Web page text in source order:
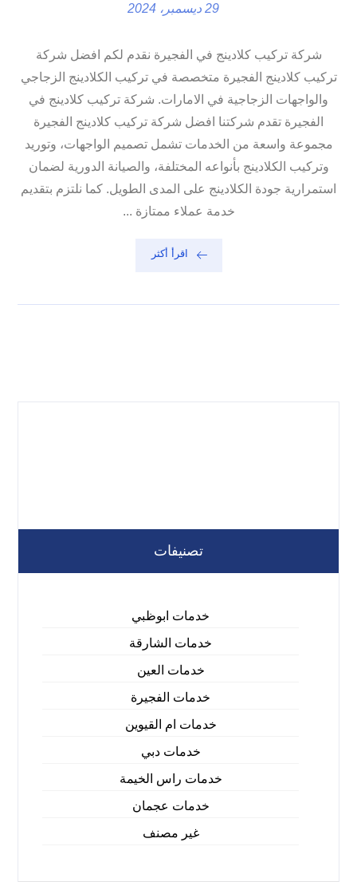
29 ديسمبر، 2024
شركة تركيب كلادينج في الفجيرة نقدم لكم افضل شركة
تركيب كلادينج الفجيرة متخصصة في تركيب الكلادينج الزجاجي
والواجهات الزجاجية في الامارات. شركة تركيب كلادينج في
الفجيرة تقدم شركتنا افضل شركة تركيب كلادينج الفجيرة
مجموعة واسعة من الخدمات تشمل تصميم الواجهات، وتوريد
وتركيب الكلادينج بأنواعه المختلفة، والصيانة الدورية لضمان
استمرارية جودة الكلادينج على المدى الطويل. كما نلتزم بتقديم
خدمة عملاء ممتازة ...
اقرأ أكثر
تصنيفات
خدمات ابوظبي
خدمات الشارقة
خدمات العين
خدمات الفجيرة
خدمات ام القيوين
خدمات دبي
خدمات راس الخيمة
خدمات عجمان
غير مصنف